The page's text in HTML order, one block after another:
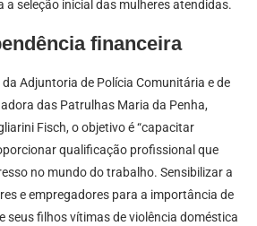
a seleção inicial das mulheres atendidas.
financeira
Adjuntoria de Polícia Comunitária e de
das Patrulhas Maria da Penha,
Fisch, o objetivo é “capacitar
qualificação profissional que
no mundo do trabalho. Sensibilizar a
e empregadores para a importância de
seus filhos vítimas de violência doméstica